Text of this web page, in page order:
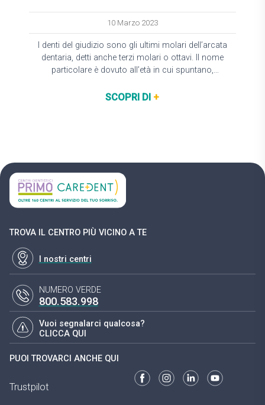
10 Marzo 2023
I denti del giudizio sono gli ultimi molari dell’arcata
dentaria, detti anche terzi molari o ottavi. Il nome
particolare è dovuto all’età in cui spuntano,
SCOPRI DI +
TROVA IL CENTRO PIÙ VICINO A TE
I nostri centri
NUMERO VERDE
800.583.998
Vuoi segnalarci qualcosa?
CLICCA QUI
PUOI TROVARCI ANCHE QUI
Trustpilot